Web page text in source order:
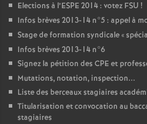
Elections à l’ESPE 2014 : votez FSU !
Infos brèves 2013-14 n°5 : appel à
Stage de formation syndicale «
Infos brèves 2013-14 n°6
Signez la pétition des CPE et
Mutations, notation, inspection...
Liste des berceaux stagiaires
Titularisation et convocation au
stagiaires